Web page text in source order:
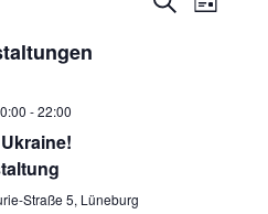
LISTE
-22:00
Straße 5, Lüneburg